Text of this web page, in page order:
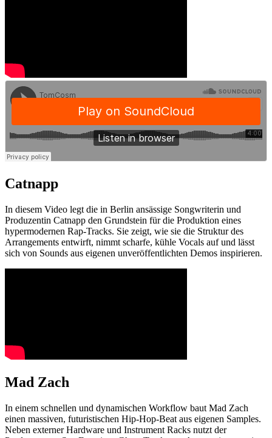
Catnapp
In diesem Video legt die in Berlin ansässige Songwriterin und
Produzentin Catnapp den Grundstein für die Produktion eines
hypermodernen Rap-Tracks. Sie zeigt, wie sie die Struktur des
Arrangements entwirft, nimmt scharfe, kühle Vocals auf und lässt
sich von Sounds aus eigenen unveröffentlichten Demos inspirieren.
Mad Zach
In einem schnellen und dynamischen Workflow baut Mad Zach
einen massiven, futuristischen Hip-Hop-Beat aus eigenen Samples.
Neben externer Hardware und Instrument Racks nutzt der